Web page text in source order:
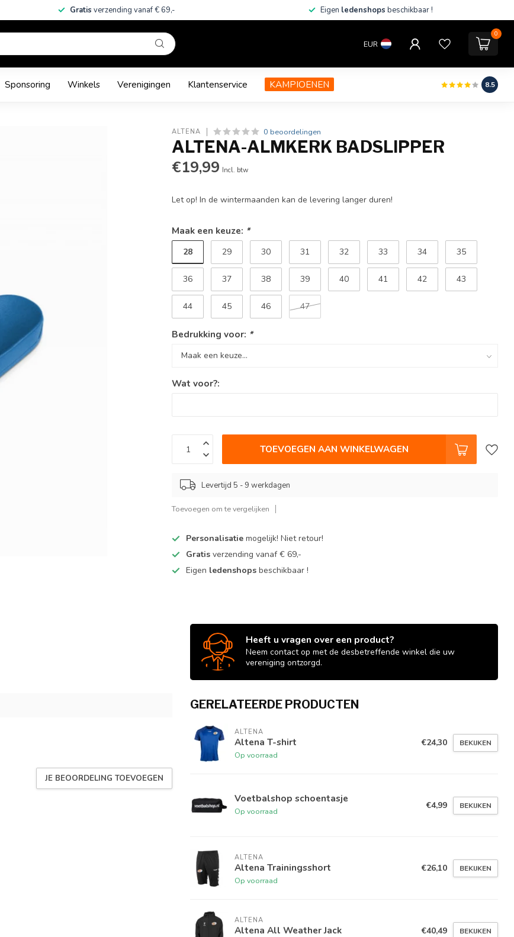
Gratis verzending vanaf € 69,- Eigen ledenshops beschikbaar !
EUR
0
Sponsoring Winkels Verenigingen Klantenservice KAMPIOENEN 8.5
ALTENA 0 beoordelingen
ALTENA-ALMKERK BADSLIPPER
€19,99 Incl. btw
Let op! In de wintermaanden kan de levering langer duren!
Maak een keuze: *
28 29 30 31 32 33 34 35
36 37 38 39 40 41 42 43
44 45 46 47
Bedrukking voor: *
Wat voor?:
TOEVOEGEN AAN WINKELWAGEN
Levertijd 5 - 9 werkdagen
Toevoegen om te vergelijken
Personalisatie mogelijk! Niet retour!
Gratisverzending vanaf € 69,-
Eigen ledenshopsbeschikbaar !
JE BEOORDELING TOEVOEGEN
Heeft u vragen over een product?
Neem contact op met de desbetreffende winkel die uw
vereniging ontzorgd.
GERELATEERDE PRODUCTEN
ALTENA
Altena T-shirt
Op voorraad
€24,30 BEKIJKEN
Voetbalshop schoentasje
Op voorraad
€4,99 BEKIJKEN
ALTENA
Altena Trainingsshort
Op voorraad
€26,10 BEKIJKEN
ALTENA
Altena All Weather Jack €40,49 BEKIJKEN